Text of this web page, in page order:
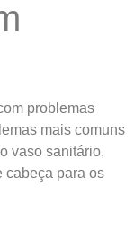
problemas
mais comuns
vaso sanitário,
cabeça para os